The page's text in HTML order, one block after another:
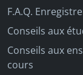
F.A.Q.
Conseils aux
Conseils aux
cours